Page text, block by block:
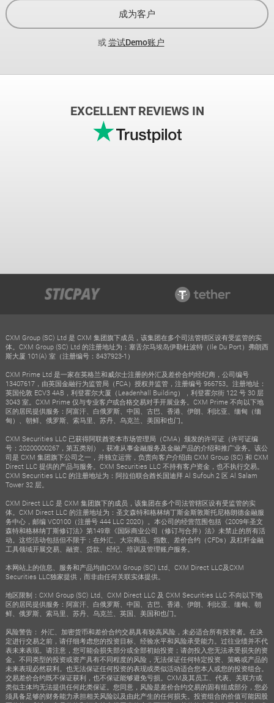
成为客户
或尝试Demo账户
EXCELLENT REVIEWS IN
CXM Group (SC) Ltd 是 CXM 集团旗下成员，该集团在多个司法管辖区设有受监管的实
体。CXM Group (SC) Ltd 的注册地址为：塞舌尔马埃岛伊勒杜波特（Ile Du Port）弗朗西
斯大厦 101(A) 室（注册编号：8437923-1）
CXM Prime Ltd 是一家在英格兰和威尔士注册的外汇及差价合约经纪商，公司编号
13407617，由英国金融行为监管局（FCA）授权并监管，注册编号 966753。注册地址：
英国伦敦 ECV3 4AB，利登霍尔大厦（Leadenhall Building），利登霍尔街 122 号 30 层
3043 室。CXM Prime 仅与专业客户或合格交易对手开展业务。CXM Prime 不向以下地
区的居民提供服务：阿富汗、白俄罗斯、中国、古巴、香港、伊朗、利比亚、缅甸（缅
甸）、朝鲜、俄罗斯、索马里、苏丹、乌克兰、美国和也门。
CXM Securities LLC 已获得阿联酋资本市场管理局（CMA）颁发的许可证（许可证编
号：20200000267，第五类别），获准从事金融服务及金融产品的介绍和推广业务。该公
司是 CXM 集团旗下公司之一，并独立运营，负责向客户介绍由 CXM Group (SC) 和 CXM
Direct LLC 提供的产品与服务。CXM Securities LLC 不持有客户资金，也不执行交易。
CXM Securities LLC 的注册地址为：阿拉伯联合酋长国迪拜 Al Sufouh 2 区 Al Salam
Tower 32 层。
CXM Direct LLC 是 CXM 集团旗下的成员，该集团在多个司法管辖区设有受监管的实
体。CXM Direct LLC 的注册地址为：圣文森特和格林纳丁斯金斯敦斯托尼格朗德金融服
务中心，邮编 VC0100（注册号 444 LLC 2020）。本公司的经营范围包括《2009年圣文
森特和格林纳丁斯修订法》第149章《国际商业公司（修订与合并）法》未禁止的所有活
动。这些活动包括但不限于：在外汇、大宗商品、指数、差价合约（CFDs）及杠杆金融
工具领域开展交易、融资、贷款、经纪、培训及管理账户服务。
本网站上的信息、服务和产品均由CXM Group (SC) Ltd、CXM Direct LLC及CXM
Securities LLC独家提供，而非由任何关联实体提供。
地区限制：CXM Group (SC) Ltd、CXM Direct LLC 及 CXM Securities LLC 不向以下地
区的居民提供服务：阿富汗、白俄罗斯、中国、古巴、香港、伊朗、利比亚、缅甸、朝
鲜、俄罗斯、索马里、苏丹、乌克兰、英国、美国和也门。
风险警告： 外汇、加密货币和差价合约交易具有较高风险，未必适合所有投资者。在决
定进行交易之前，请仔细考虑您的投资目标、经验水平和风险承受能力。过往业绩并不代
表未来表现。请注意，您可能会损失部分或全部初始投资；请勿投入您无法承受损失的资
金。不同类型的投资或资产具有不同程度的风险，无法保证任何特定投资、策略或产品的
未来表现必然获利。也无法保证任何投资的表现或类似活动适合您本人或您的投资组合。
交易差价合约既不保证获利，也不保证能够避免亏损。CXM及其员工、代表、关联方或
类似主体均无法提供任何此类保证。您同意，风险是差价合约交易的固有组成部分，您必
须具备足够的财务能力承担相关风险以及由此产生的任何损失。投资组合的价值可能因股